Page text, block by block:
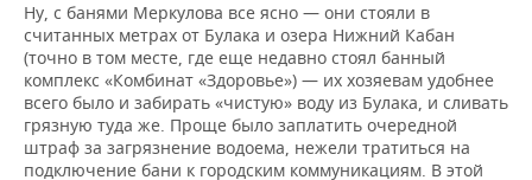
Ну, с банями Меркулова все ясно — они стояли в
считанных метрах от Булака и озера Нижний Кабан
(точно в том месте, где еще недавно стоял банный
комплекс «Комбинат «Здоровье») — их хозяевам удобнее
всего было и забирать «чистую» воду из Булака, и сливать
грязную туда же. Проще было заплатить очередной
штраф за загрязнение водоема, нежели тратиться на
подключение бани к городским коммуникациям. В этой